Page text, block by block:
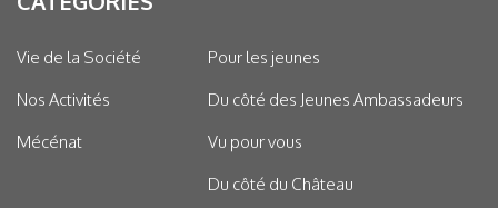
Vie de la Société
Nos Activités
Mécénat
Pour les jeunes
Du côté des Jeunes Ambassadeurs
Vu pour vous
Du côté du Château